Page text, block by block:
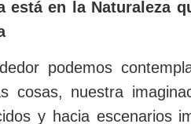
en la Naturaleza
podemos
cosas, nuestra
y hacia escenarios